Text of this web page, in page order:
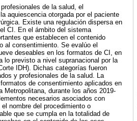
de la salud, el
aquiescencia otorgada por el paciente
Existe una regulación dispersa en
CI. En el ámbito del sistema
que establecen el contenido
al consentimiento. Se evalúo el
deseables en los formatos de CI, en
lo previsto a nivel supranacional por la
IDH). Dichas categorías fueron
y profesionales de la salud. La
de consentimiento aplicados en
Metropolitana, durante los años 2019-
necesarios asociados con
nombre del procedimiento o
que se cumpla en la totalidad de